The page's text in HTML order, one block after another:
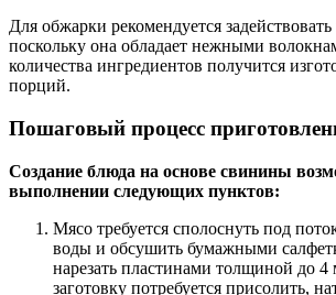
Для обжарки рекомендуется
поскольку она обладает нежными
количества ингредиентов получится
порций.
Пошаговый процесс
Создание блюда на основе свинины
выполнении следующих пунктов:
Мясо требуется сполоснуть под
воды и обсушить бумажными
нарезать пластинами толщиной до
заготовку потребуется присолить,